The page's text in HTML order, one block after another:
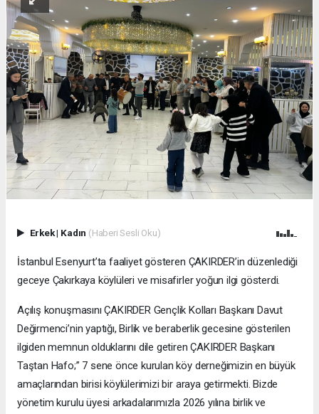
Erkek| Kadın (Haberi Sesli Oku)
İstanbul Esenyurt’ta faaliyet gösteren ÇAKIRDER’in düzenlediği
geceye Çakırkaya köylüleri ve misafirler yoğun ilgi gösterdi.
Açılış konuşmasını ÇAKIRDER Gençlik Kolları Başkanı Davut
Değirmenci’nin yaptığı, Birlik ve beraberlik gecesine gösterilen
ilgiden memnun olduklarını dile getiren ÇAKIRDER Başkanı
Taştan Hafo;” 7 sene önce kurulan köy derneğimizin en büyük
amaçlarından birisi köylülerimizi bir araya getirmekti. Bizde
yönetim kurulu üyesi arkadalarımızla 2026 yılına birlik ve